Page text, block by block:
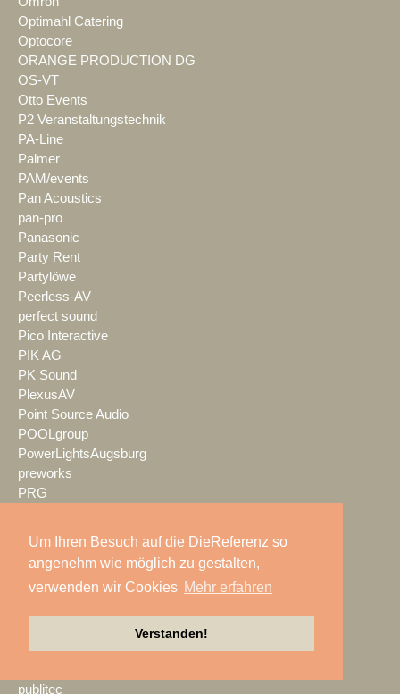
Um Ihren Besuch auf die DieReferenz so
angenehm wie möglich zu gestalten,
verwenden wir Cookies Mehr erfahren
Verstanden!
Optimahl Catering
Optocore
ORANGE PRODUCTION DG
OS-VT
Otto Events
P2 Veranstaltungstechnik
PA-Line
Palmer
PAM/events
Pan Acoustics
pan-pro
Panasonic
Party Rent
Partylöwe
Peerless-AV
perfect sound
Pico Interactive
PIK AG
PK Sound
PlexusAV
Point Source Audio
POOLgroup
PowerLightsAugsburg
preworks
PRG
Prolight + Sound Frankfurt
Prolights
Proske
publitec